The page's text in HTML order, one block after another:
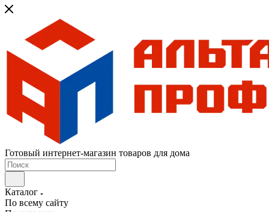
Готовый интернет-магазин товаров для дома
Каталог
По всему сайту